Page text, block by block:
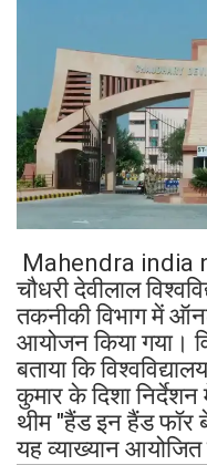
Mahendra india
चौधरी देवीलाल
तकनीकी विभाग में
आयोजन किया गया।
बताया कि
कुमार के दिशा
थीम "हैंड इन हैंड
यह व्याख्यान आयोजित